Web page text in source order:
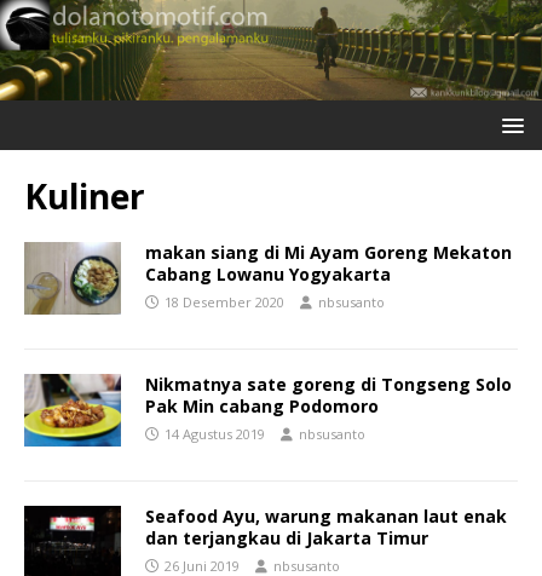
Kuliner
makan siang di Mi Ayam Goreng Mekaton
Cabang Lowanu Yogyakarta
18 Desember 2020 nbsusanto
Nikmatnya sate goreng di Tongseng Solo
Pak Min cabang Podomoro
14 Agustus 2019 nbsusanto
Seafood Ayu, warung makanan laut enak
dan terjangkau di Jakarta Timur
26 Juni 2019 nbsusanto